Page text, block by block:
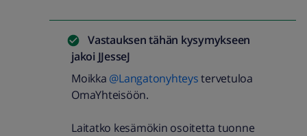
Vastauksen tähän kysymykseen
jakoi JJesseJ
Moikka @Langatonyhteystervetuloa
OmaYhteisöön.
Laitatko kesämökin osoitetta tuonne